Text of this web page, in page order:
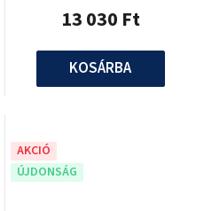
13 030 Ft
KOSÁRBA
AKCIÓ
ÚJDONSÁG